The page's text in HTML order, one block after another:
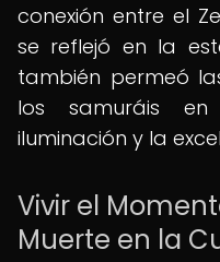
conexión entre el
se reflejó en la
también permeó
los samuráis
iluminación y la
Vivir el
Muerte en la